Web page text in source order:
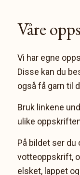
Våre
Vi har egne
Disse kan du
også få garn til
Bruk linkene
ulike
På bildet ser
votteoppskrift,
elsket, lappet